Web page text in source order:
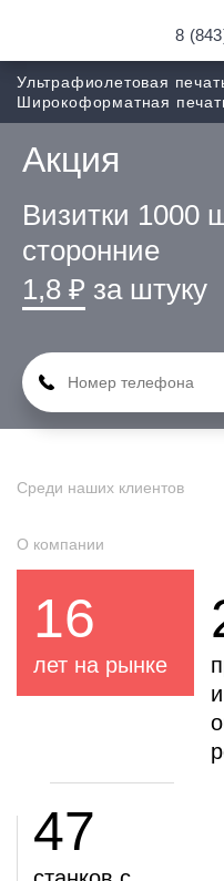
8
Ультрафиолетовая
Широкоформатная
Акция
Визитки 1000
сторонние
1,8 ₽ за штуку
Среди наших клиентов
О компании
16
лет на рынке
47